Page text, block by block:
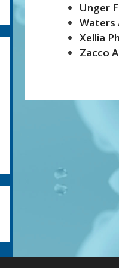
Unger
Waters
Xellia
Zacco